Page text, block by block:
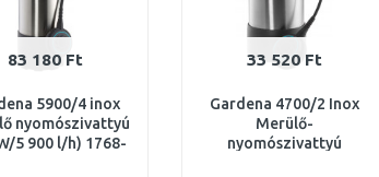
83 180 Ft
5900/4 inox
nyomószivattyú
5 900 l/h) 1768-
33 520 Ft
Gardena 4700/2 Inox
Merülő-
nyomószivattyú